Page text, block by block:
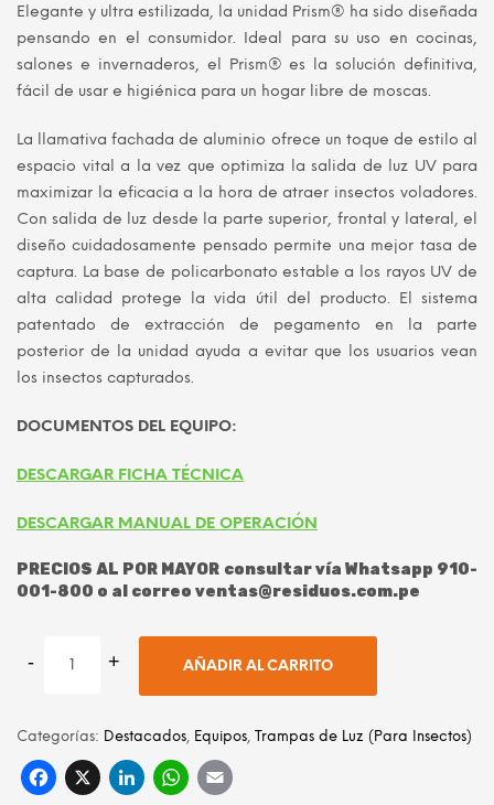
original
era:
actual
es:
Elegante y ultra estilizada, la unidad Prism® ha sido diseñada
pensando en el consumidor. Ideal para su uso en cocinas,
salones e invernaderos, el Prism® es la solución definitiva,
fácil de usar e higiénica para un hogar libre de moscas.
La llamativa fachada de aluminio ofrece un toque de estilo al
espacio vital a la vez que optimiza la salida de luz UV para
maximizar la eficacia a la hora de atraer insectos voladores.
Con salida de luz desde la parte superior, frontal y lateral, el
diseño cuidadosamente pensado permite una mejor tasa de
captura. La base de policarbonato estable a los rayos UV de
alta calidad protege la vida útil del producto. El sistema
patentado de extracción de pegamento en la parte
posterior de la unidad ayuda a evitar que los usuarios vean
los insectos capturados.
DOCUMENTOS DEL EQUIPO:
DESCARGAR FICHA TÉCNICA
DESCARGAR MANUAL DE OPERACIÓN
PRECIOS AL POR MAYOR consultar vía Whatsapp 910-
001-800 o al correo ventas@residuos.com.pe
AÑADIR AL CARRITO
Categorías: Destacados Equipos Trampas de Luz (Para Insectos)
Facebook
X LinkedIn
WhatsApp